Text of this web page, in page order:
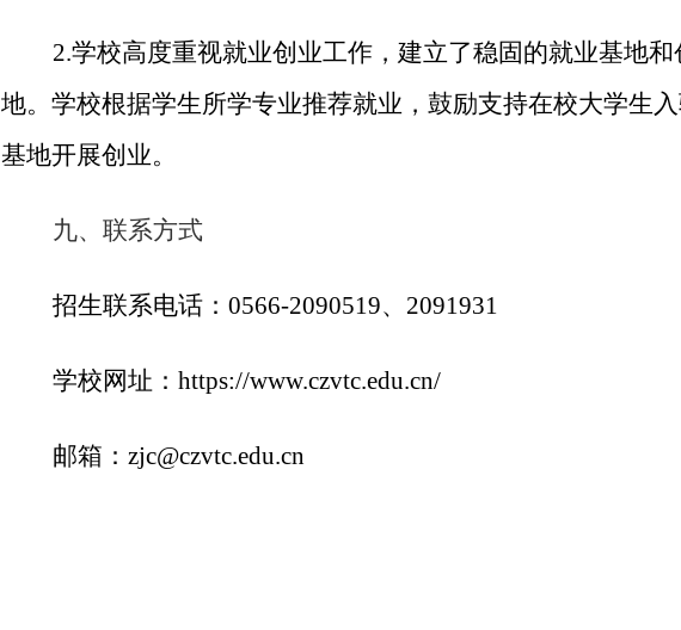
2.学校高度重视就业创业工作，建立了稳固的就业基地和
地。学校根据学生所学专业推荐就业，鼓励支持在校大学生
基地开展创业。
九、联系方式
招生联系电话： 0566-2090519、2091931
学校网址： https://www.czvtc.edu.cn/
邮箱： zjc@czvtc.edu.cn